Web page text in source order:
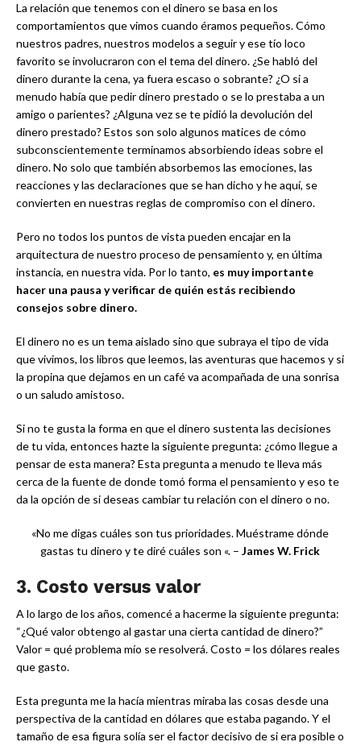
La relación que tenemos con el dinero se basa en los
comportamientos que vimos cuando éramos pequeños. Cómo
nuestros padres, nuestros modelos a seguir y ese tío loco
favorito se involucraron con el tema del dinero. ¿Se habló del
dinero durante la cena, ya fuera escaso o sobrante? ¿O si a
menudo había que pedir dinero prestado o se lo prestaba a un
amigo o parientes? ¿Alguna vez se te pidió la devolución del
dinero prestado? Estos son solo algunos matices de cómo
subconscientemente terminamos absorbiendo ideas sobre el
dinero. No solo que también absorbemos las emociones, las
reacciones y las declaraciones que se han dicho y he aquí, se
convierten en nuestras reglas de compromiso con el dinero.
Pero no todos los puntos de vista pueden encajar en la
arquitectura de nuestro proceso de pensamiento y, en última
instancia, en nuestra vida. Por lo tanto, es muy importante
hacer una pausa y verificar de quién estás recibiendo
consejos sobre dinero.
El dinero no es un tema aislado sino que subraya el tipo de vida
que vivimos, los libros que leemos, las aventuras que hacemos y si
la propina que dejamos en un café va acompañada de una sonrisa
o un saludo amistoso.
Si no te gusta la forma en que el dinero sustenta las decisiones
de tu vida, entonces hazte la siguiente pregunta: ¿cómo llegue a
pensar de esta manera? Esta pregunta a menudo te lleva más
cerca de la fuente de donde tomó forma el pensamiento y eso te
da la opción de si deseas cambiar tu relación con el dinero o no.
«No me digas cuáles son tus prioridades. Muéstrame dónde
gastas tu dinero y te diré cuáles son «. –James W. Frick
3. Costo versus valor
A lo largo de los años, comencé a hacerme la siguiente pregunta:
“¿Qué valor obtengo al gastar una cierta cantidad de dinero?”
Valor = qué problema mío se resolverá. Costo = los dólares reales
que gasto.
Esta pregunta me la hacía mientras miraba las cosas desde una
perspectiva de la cantidad en dólares que estaba pagando. Y el
tamaño de esa figura solía ser el factor decisivo de si era posible o